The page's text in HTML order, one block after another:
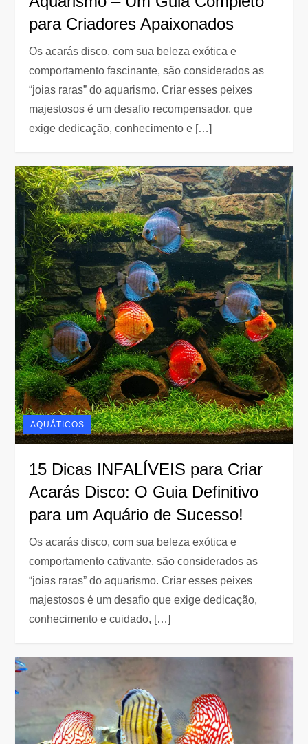
para Criadores Apaixonados
Os acarás disco, com sua beleza exótica e
comportamento fascinante, são considerados as
“joias raras” do aquarismo. Criar esses peixes
majestosos é um desafio recompensador, que
exige dedicação, conhecimento e […]
AQUÁTICOS
15 Dicas INFALÍVEIS para Criar
Acarás Disco: O Guia Definitivo
para um Aquário de Sucesso!
Os acarás disco, com sua beleza exótica e
comportamento cativante, são considerados as
“joias raras” do aquarismo. Criar esses peixes
majestosos é um desafio que exige dedicação,
conhecimento e cuidado, […]